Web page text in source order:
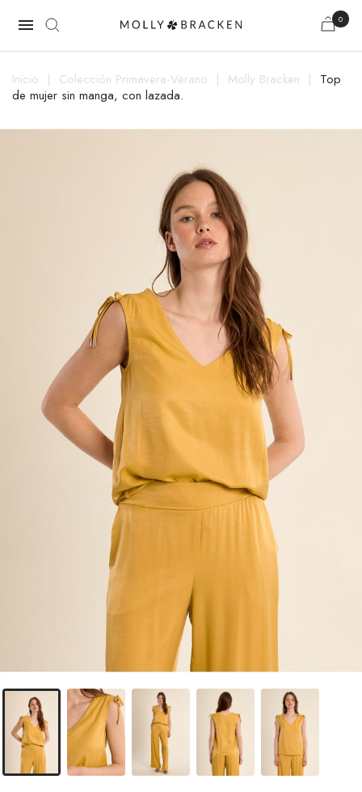
 0
Inicio Colección Primavera-Verano Molly Bracken
Top
de mujer sin manga, con lazada.